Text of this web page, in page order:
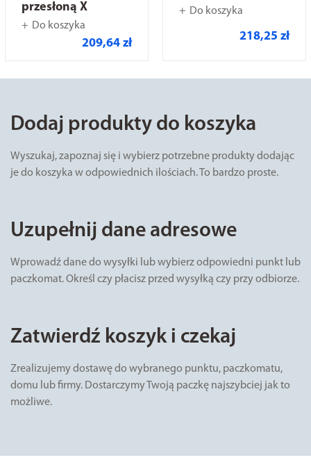
przesłoną X
Do koszyka
209,64 zł
Do koszyka
218,25 zł
Dodaj produkty do koszyka
Wyszukaj, zapoznaj się i wybierz potrzebne produkty dodając
je do koszyka w odpowiednich ilościach. To bardzo proste.
Uzupełnij dane adresowe
Wprowadź dane do wysyłki lub wybierz odpowiedni punkt lub
paczkomat. Określ czy płacisz przed wysyłką czy przy odbiorze.
Zatwierdź koszyk i czekaj
Zrealizujemy dostawę do wybranego punktu, paczkomatu,
domu lub firmy. Dostarczymy Twoją paczkę najszybciej jak to
możliwe.